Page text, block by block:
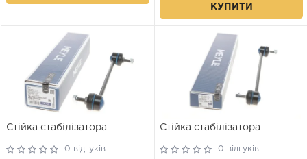
КУПИТИ
Стійка стабілізатора
0 відгуків
Стійка стабілізатора
0 відгуків